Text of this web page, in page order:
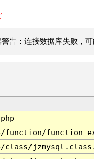
告：连接数据库失败，
function/
class/